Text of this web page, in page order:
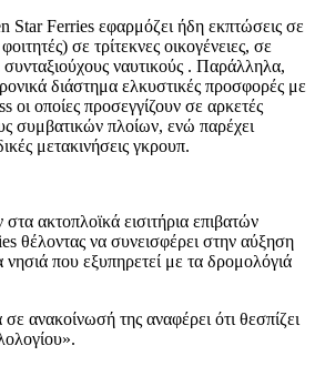
Star Ferries εφαρμόζει ήδη εκπτώσεις σε
σε τρίτεκνες οικογένειες, σε
ναυτικούς . Παράλληλα,
διάστημα ελκυστικές προσφορές με
οι οποίες προσεγγίζουν σε αρκετές
συμβατικών πλοίων, ενώ παρέχει
μετακινήσεις γκρουπ.
ακτοπλοϊκά εισιτήρια επιβατών
θέλοντας να συνεισφέρει στην αύξηση
νησιά που εξυπηρετεί με τα δρομολόγιά
ανακοίνωσή της αναφέρει ότι θεσπίζει